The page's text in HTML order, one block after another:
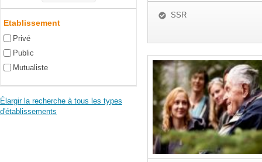
Etablissement
Privé
Public
Mutualiste
Élargir la recherche à tous les types
d'établissements
SSR